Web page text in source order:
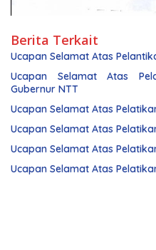
Berita Terkait
Ucapan Selamat Atas
Ucapan Selamat Atas
Gubernur NTT
Ucapan Selamat Atas
Ucapan Selamat Atas
Ucapan Selamat Atas
Ucapan Selamat Atas